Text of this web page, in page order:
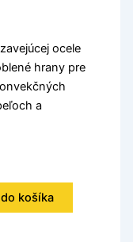
ocele
hrany pre
a
košíka